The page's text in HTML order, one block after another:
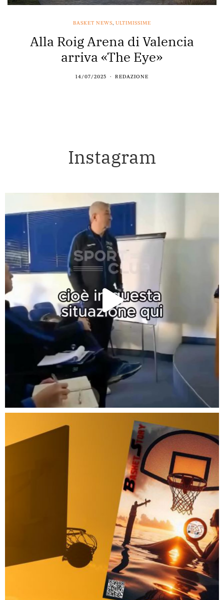
BASKET NEWS, ULTIMISSIME
Alla Roig Arena di Valencia
arriva «The Eye»
14/07/2025 REDAZIONE
Instagram